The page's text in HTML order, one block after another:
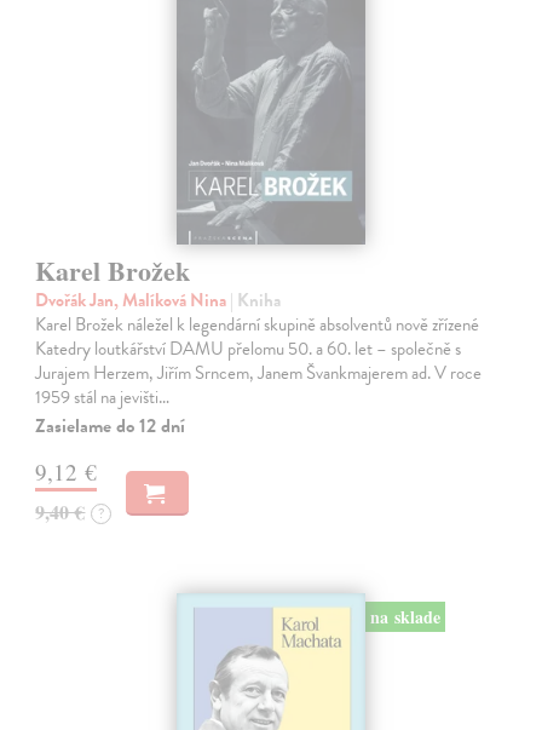
Karel Brožek
Dvořák Jan, Malíková Nina| Kniha
Karel Brožek náležel k legendární skupině absolventů nově zřízené
Katedry loutkářství DAMU přelomu 50. a 60. let – společně s
Jurajem Herzem, Jiřím Srncem, Janem Švankmajerem ad. V roce
1959 stál na jevišti…
Zasielame do 12 dní
9,12 €
9,40 € ?
na sklade